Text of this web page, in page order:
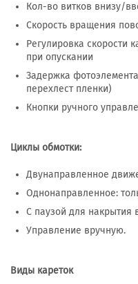
Кол-во витков внизу/
Скорость вращения
Регулировка скорости
при опускании
Задержка
перехлест пленки)
Кнопки ручного
Циклы обмотки:
Двунаправленное
Однонаправленное:
С паузой для накрытия
Управление вручную.
Виды кареток